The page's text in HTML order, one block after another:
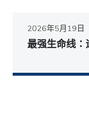
2026年5月19日
最强生命线∶